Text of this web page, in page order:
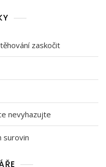
zaskočit
nevyhazujte
surovin